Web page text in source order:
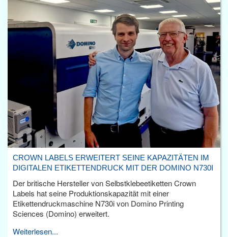
CROWN LABELS ERWEITERT SEINE KAPAZITÄTEN IM
DIGITALEN ETIKETTENDRUCK MIT DER DOMINO N730I
Der britische Hersteller von Selbstklebeetiketten Crown
Labels hat seine Produktionskapazität mit einer
Etikettendruckmaschine N730i von Domino Printing
Sciences (Domino) erweitert.
Weiterlesen...